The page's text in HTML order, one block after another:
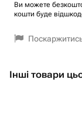
Ви можете
кошти буде
Інші товари